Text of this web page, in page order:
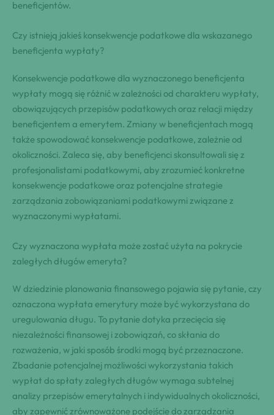
beneficjentów.
Czy istnieją jakieś konsekwencje podatkowe dla wskazanego
beneficjenta wypłaty?
Konsekwencje podatkowe dla wyznaczonego beneficjenta
wypłaty mogą się różnić w zależności od charakteru wypłaty,
obowiązujących przepisów podatkowych oraz relacji między
beneficjentem a emerytem. Zmiany w beneficjentach mogą
także spowodować konsekwencje podatkowe, zależnie od
okoliczności. Zaleca się, aby beneficjenci skonsultowali się z
profesjonalistami podatkowymi, aby zrozumieć konkretne
konsekwencje podatkowe oraz potencjalne strategie
zarządzania zobowiązaniami podatkowymi związane z
wyznaczonymi wypłatami.
Czy wyznaczona wypłata może zostać użyta na pokrycie
zaległych długów emeryta?
W dziedzinie planowania finansowego pojawia się pytanie, czy
oznaczona wypłata emerytury może być wykorzystana do
uregulowania długu. To pytanie dotyka przecięcia się
niezależności finansowej i zobowiązań, co skłania do
rozważenia, w jaki sposób środki mogą być przeznaczone.
Zbadanie potencjalnej możliwości wykorzystania takich
wypłat do spłaty zaległych długów wymaga subtelnej
analizy przepisów emerytalnych i indywidualnych okoliczności,
aby zapewnić zrównoważone podejście do zarządzania